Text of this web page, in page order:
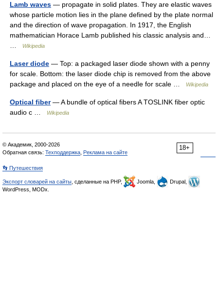
Lamb waves — propagate in solid plates. They are elastic waves
whose particle motion lies in the plane defined by the plate normal
and the direction of wave propagation. In 1917, the English
mathematician Horace Lamb published his classic analysis and…
Wikipedia
Laser diode — Top: a packaged laser diode shown with a penny
for scale. Bottom: the laser diode chip is removed from the above
package and placed on the eye of a needle for scale …
Wikipedia
Optical fiber— A bundle of optical fibers A TOSLINK fiber optic
audio c …
Wikipedia
18+
© Академик, 2000-2026
Обратная связь: Техподдержка Реклама на сайте
👣 Путешествия
Экспорт словарей на сайты , сделанные на PHP, Joomla,
Drupal,
WordPress, MODx.